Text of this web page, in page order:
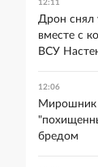
12:11
Дрон снял
вместе с
ВСУ
12:06
Мирошник
бредом